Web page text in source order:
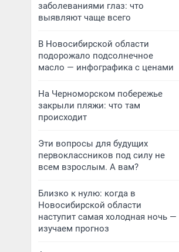
заболеваниями глаз: что
выявляют чаще всего
В Новосибирской области
подорожало подсолнечное
масло — инфографика с ценами
На Черноморском побережье
закрыли пляжи: что там
происходит
Эти вопросы для будущих
первоклассников под силу не
всем взрослым. А вам?
Близко к нулю: когда в
Новосибирской области
наступит самая холодная ночь —
изучаем прогноз